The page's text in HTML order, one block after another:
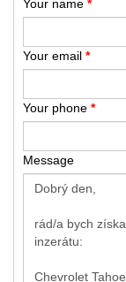
Your name *
Your email *
Your phone *
Message